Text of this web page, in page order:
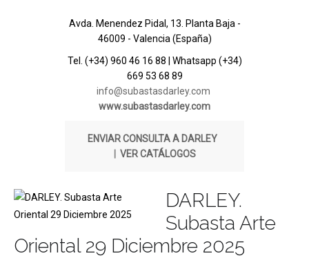
Avda. Menendez Pidal, 13. Planta Baja -
46009 - Valencia (España)
Tel. (+34) 960 46 16 88 | Whatsapp (+34)
669 53 68 89
info@subastasdarley.com
www.subastasdarley.com
ENVIAR CONSULTA A DARLEY
VER CATÁLOGOS
DARLEY.
Subasta Arte
Oriental 29 Diciembre 2025